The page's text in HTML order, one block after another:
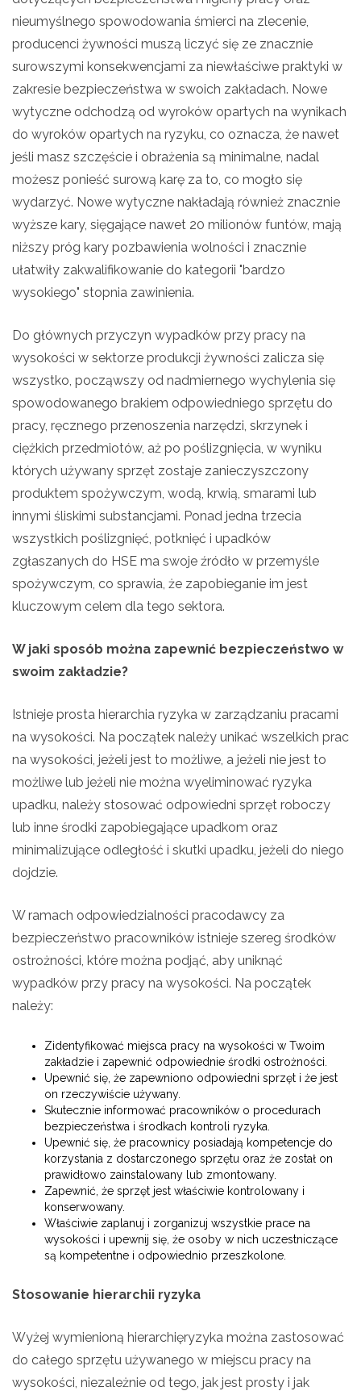
nieumyślnego spowodowania śmierci na zlecenie,
producenci żywności muszą liczyć się ze znacznie
surowszymi konsekwencjami za niewłaściwe praktyki w
zakresie bezpieczeństwa w swoich zakładach. Nowe
wytyczne odchodzą od wyroków opartych na wynikach
do wyroków opartych na ryzyku, co oznacza, że nawet
jeśli masz szczęście i obrażenia są minimalne, nadal
możesz ponieść surową karę za to, co mogło się
wydarzyć. Nowe wytyczne nakładają również znacznie
wyższe kary, sięgające nawet 20 milionów funtów, mają
niższy próg kary pozbawienia wolności i znacznie
ułatwiły zakwalifikowanie do kategorii "bardzo
wysokiego" stopnia zawinienia.
Do głównych przyczyn wypadków przy pracy na
wysokości w sektorze produkcji żywności zalicza się
wszystko, począwszy od nadmiernego wychylenia się
spowodowanego brakiem odpowiedniego sprzętu do
pracy, ręcznego przenoszenia narzędzi, skrzynek i
ciężkich przedmiotów, aż po poślizgnięcia, w wyniku
których używany sprzęt zostaje zanieczyszczony
produktem spożywczym, wodą, krwią, smarami lub
innymi śliskimi substancjami. Ponad jedna trzecia
wszystkich poślizgnięć, potknięć i upadków
zgłaszanych do HSE ma swoje źródło w przemyśle
spożywczym, co sprawia, że zapobieganie im jest
kluczowym celem dla tego sektora.
W jaki sposób można zapewnić bezpieczeństwo w
swoim zakładzie?
Istnieje prosta hierarchia ryzyka w zarządzaniu pracami
na wysokości. Na początek należy unikać wszelkich prac
na wysokości, jeżeli jest to możliwe, a jeżeli nie jest to
możliwe lub jeżeli nie można wyeliminować ryzyka
upadku, należy stosować odpowiedni sprzęt roboczy
lub inne środki zapobiegające upadkom oraz
minimalizujące odległość i skutki upadku, jeżeli do niego
dojdzie.
W ramach odpowiedzialności pracodawcy za
bezpieczeństwo pracowników istnieje szereg środków
ostrożności, które można podjąć, aby uniknąć
wypadków przy pracy na wysokości. Na początek
należy:
Zidentyfikować miejsca pracy na wysokości w Twoim
zakładzie i zapewnić odpowiednie środki ostrożności.
Upewnić się, że zapewniono odpowiedni sprzęt i że jest
on rzeczywiście używany.
Skutecznie informować pracowników o procedurach
bezpieczeństwa i środkach kontroli ryzyka.
Upewnić się, że pracownicy posiadają kompetencje do
korzystania z dostarczonego sprzętu oraz że został on
prawidłowo zainstalowany lub zmontowany.
Zapewnić, że sprzęt jest właściwie kontrolowany i
konserwowany.
Właściwie zaplanuj i zorganizuj wszystkie prace na
wysokości i upewnij się, że osoby w nich uczestniczące
są kompetentne i odpowiednio przeszkolone.
Stosowanie hierarchii ryzyka
Wyżej wymienioną hierarchięryzyka można zastosować
do całego sprzętu używanego w miejscu pracy na
wysokości, niezależnie od tego, jak jest prosty i jak